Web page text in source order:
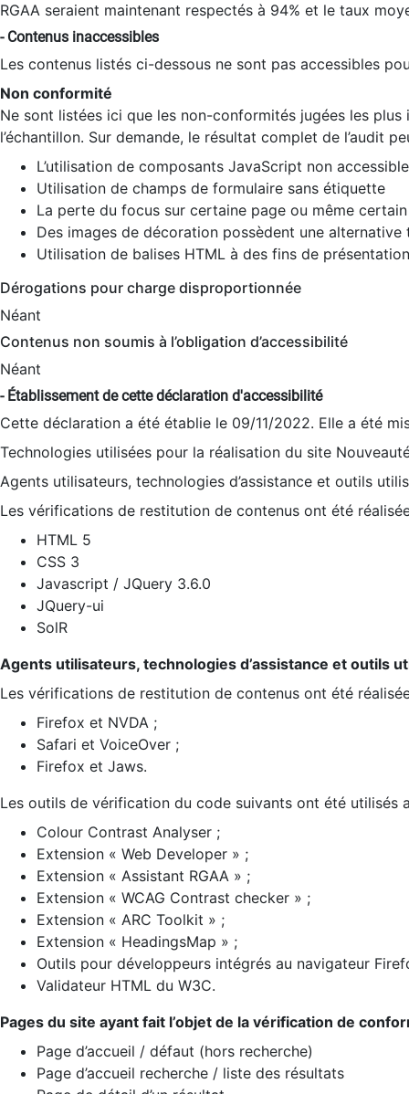
RGAA seraient maintenant respectés à 94% et le taux
- Contenus inaccessibles
Les contenus listés ci-dessous ne sont pas accessibles
Non conformité
Ne sont listées ici que les non-conformités jugées les
l’échantillon. Sur demande, le résultat complet de l’audit
L’utilisation de composants JavaScript non
Utilisation de champs de formulaire sans étiquette
La perte du focus sur certaine page ou même
Des images de décoration possèdent une alternative
Utilisation de balises HTML à des fins de
Dérogations pour charge disproportionnée
Néant
Contenus non soumis à l’obligation d’accessibilité
Néant
- Établissement de cette déclaration d'accessibilité
Cette déclaration a été établie le 09/11/2022. Elle a été
Technologies utilisées pour la réalisation du site
Agents utilisateurs, technologies d’assistance et outils
Les vérifications de restitution de contenus ont été
HTML 5
CSS 3
Javascript / JQuery 3.6.0
JQuery-ui
SolR
Agents utilisateurs, technologies d’assistance et outils
Les vérifications de restitution de contenus ont été
Firefox et NVDA ;
Safari et VoiceOver ;
Firefox et Jaws.
Les outils de vérification du code suivants ont été utilisés
Colour Contrast Analyser ;
Extension « Web Developer » ;
Extension « Assistant RGAA » ;
Extension « WCAG Contrast checker » ;
Extension « ARC Toolkit » ;
Extension « HeadingsMap » ;
Outils pour développeurs intégrés au navigateur
Validateur HTML du W3C.
Pages du site ayant fait l’objet de la vérification de
Page d’accueil / défaut (hors recherche)
Page d’accueil recherche / liste des résultats